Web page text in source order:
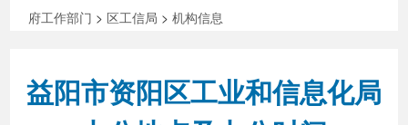
新闻中心 解读回应
府工作部门 > 区工信局 >机构信息
益阳市资阳区工业和信息化局